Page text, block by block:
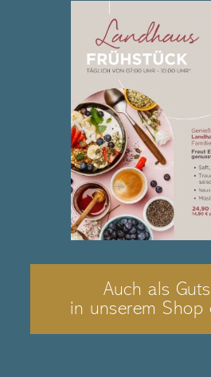
Auch als
in unserem Shop